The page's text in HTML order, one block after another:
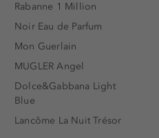
Rabanne 1 Million
Noir Eau de Parfum
Mon Guerlain
MUGLER Angel
Dolce&Gabbana Light
Blue
Lancôme La Nuit Trésor